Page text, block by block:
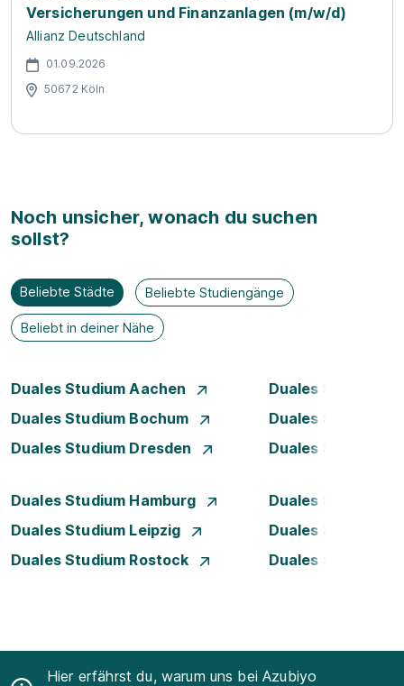
Versicherungen und Finanzanlagen (m/w/d)
Allianz Deutschland
01.09.2026
50672 Köln
Noch unsicher, wonach du suchen
sollst?
Beliebte Städte Beliebte Studiengänge
Beliebt in deiner Nähe
Duales Studium Aachen
Duales Studium
Duales Studium Bochum
Duales Studium
Duales Studium Dresden
Duales Studium
Duales Studium Hamburg
Duales Studium
Duales Studium Leipzig
Duales Studium
Duales Studium Rostock
Duales Studium
Hier erfährst du, warum uns bei Azubiyo